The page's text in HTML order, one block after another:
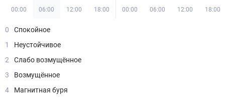
00:00 06:00 12:00 18:00 00:00 06:00 12:00 18:00
0
Спокойное
1
Неустойчивое
2
Слабо возмущённое
3
Возмущённое
4
Магнитная буря